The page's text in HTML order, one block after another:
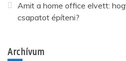
Amit a home office elvett:
csapatot építeni?
Archívum